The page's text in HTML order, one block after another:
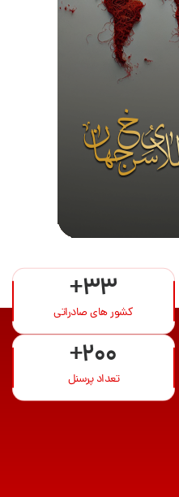
+33
کشور های صادراتی
+200
تعداد پرسنل